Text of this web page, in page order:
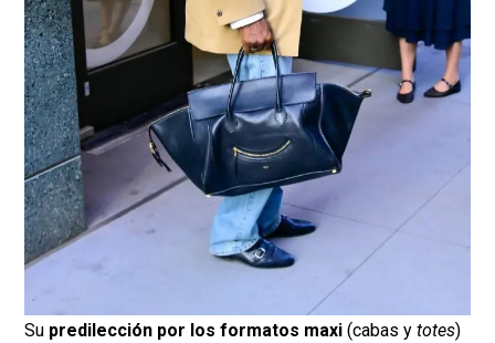
Su predilección por los formatos maxi (cabas ytotes)